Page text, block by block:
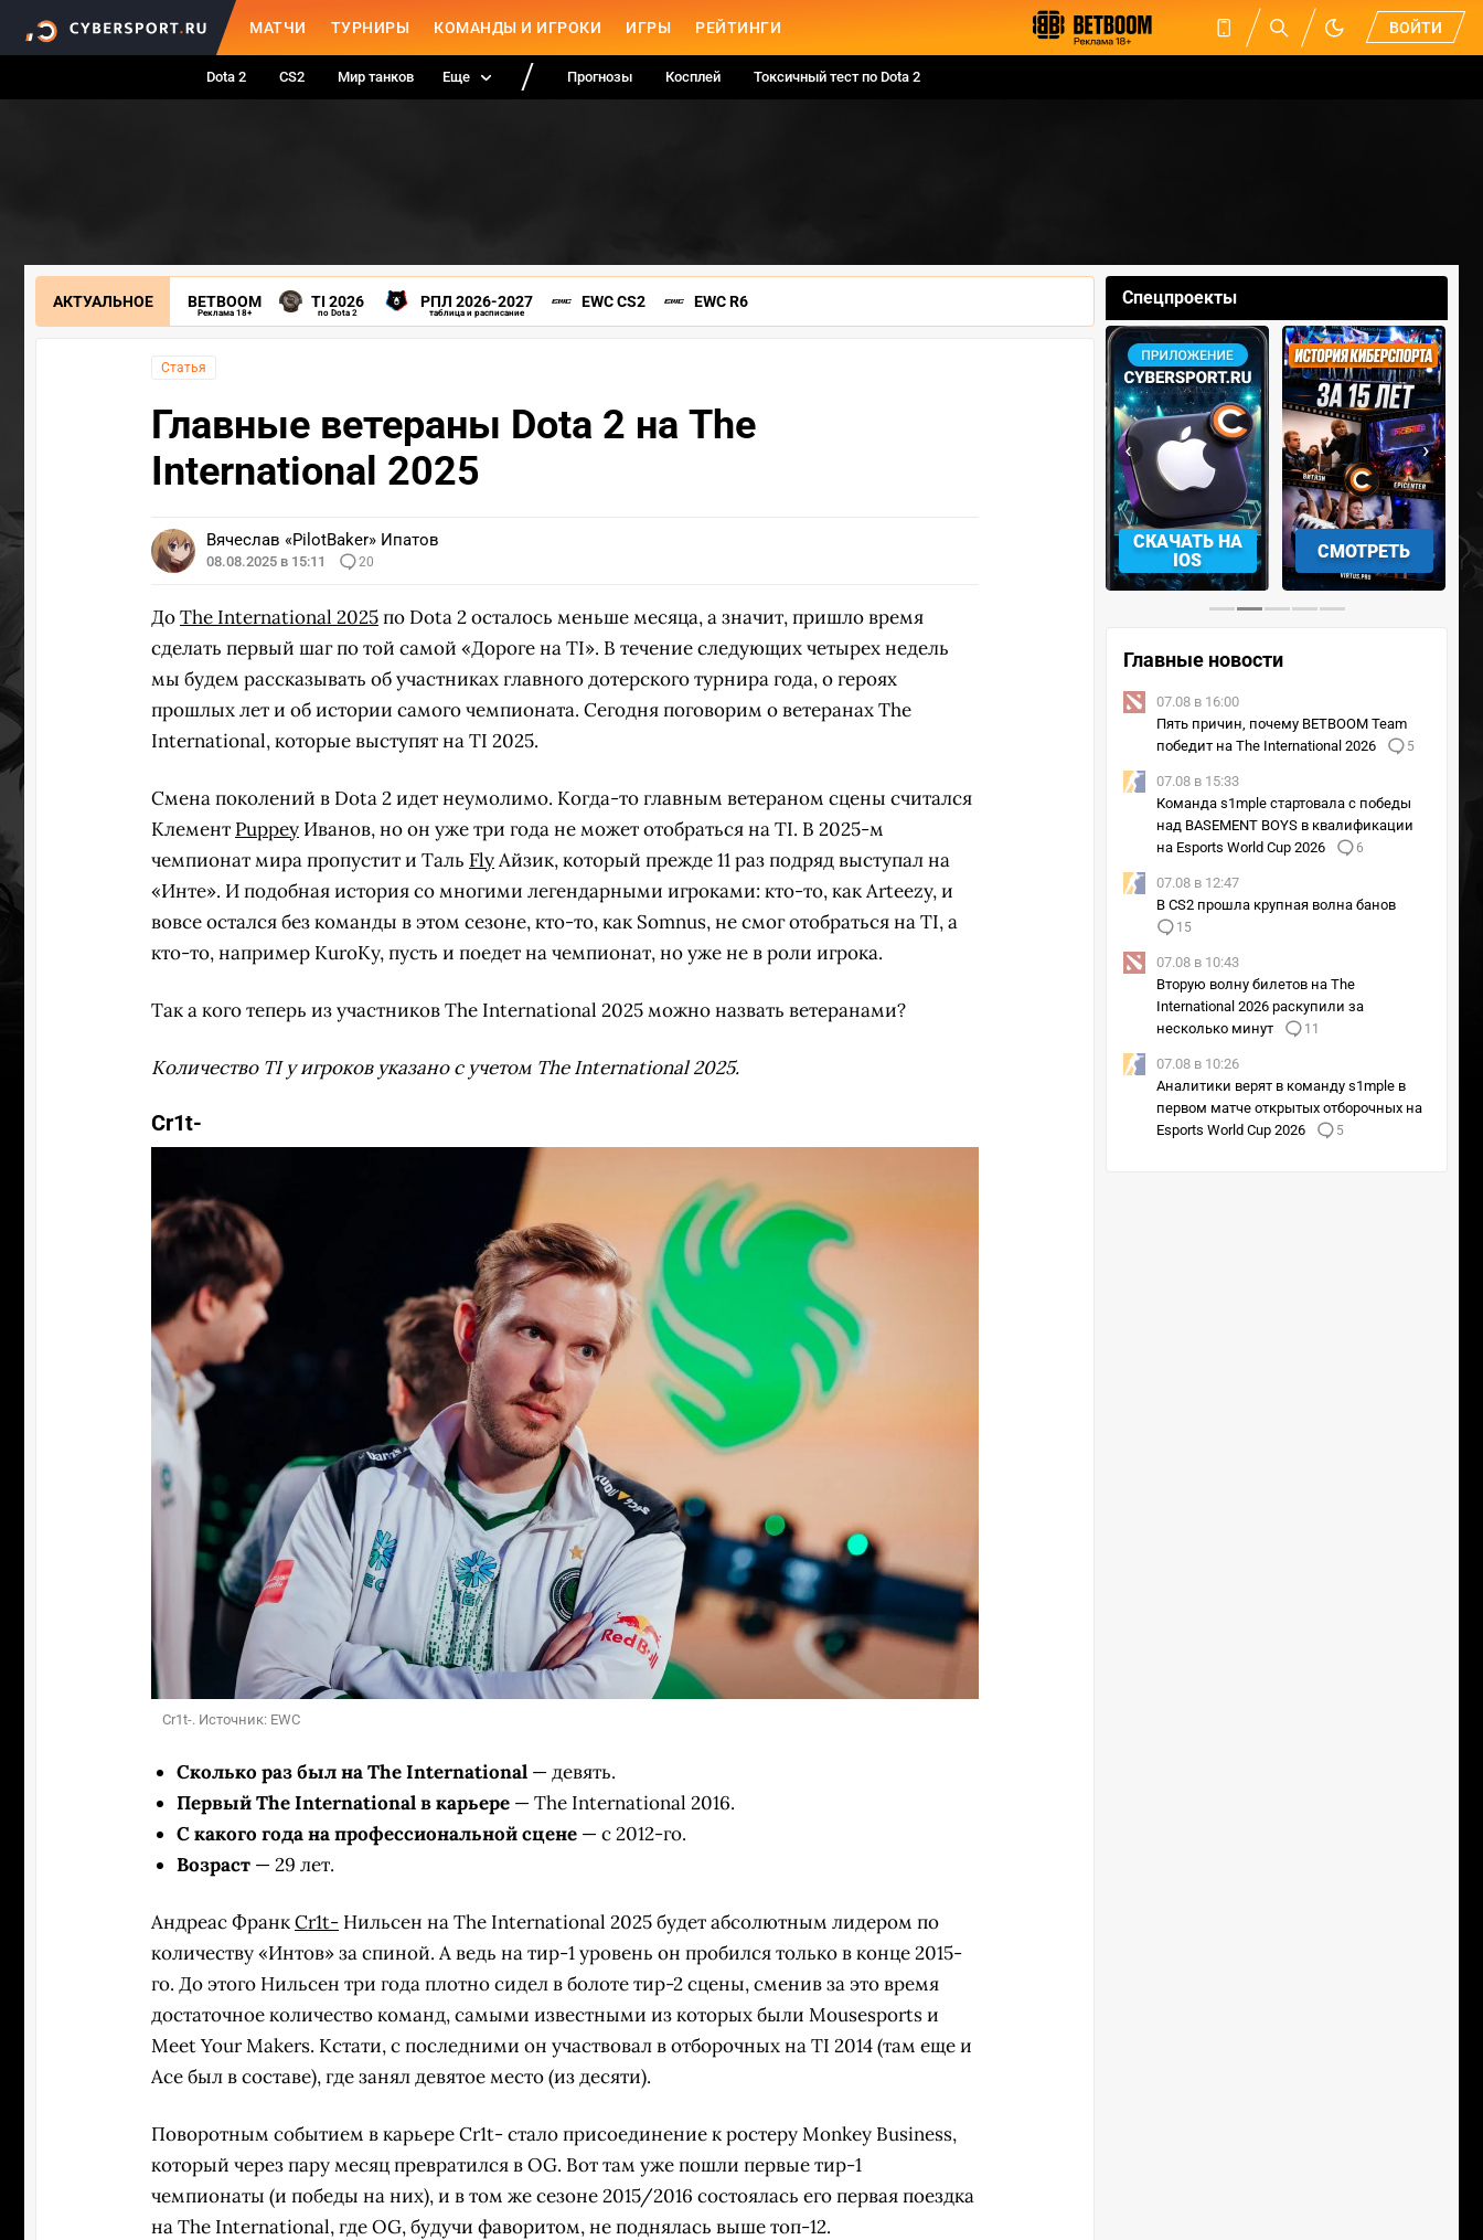
МАТЧИ ТУРНИРЫ КОМАНДЫ И ИГРОКИ ИГРЫ РЕЙТИНГИ ВОЙТИ
Dota 2 CS2 Мир танков Еще Прогнозы Косплей Токсичный тест по Dota 2
АКТУАЛЬНОЕ BETBOOM
Реклама 18+
TI 2026
по Dota 2
РПЛ 2026-2027
таблица и расписание
EWC CS2 EWC R6
Статья
Главные ветераны Dota 2 на The
International 2025
Вячеслав «PilotBaker» Ипатов
08.08.2025 в 15:11 20
ДоThe International 2025по Dota 2 осталось меньше месяца, а значит, пришло время
сделать первый шаг по той самой «Дороге на TI». В течение следующих четырех недель
мы будем рассказывать об участниках главного дотерского турнира года, о героях
прошлых лет и об истории самого чемпионата. Сегодня поговорим о ветеранах The
International, которые выступят на TI 2025.
Смена поколений в Dota 2 идет неумолимо. Когда-то главным ветераном сцены считался
Клемент Puppey Иванов, но он уже три года не может отобраться на TI. В 2025-м
чемпионат мира пропустит и Таль FlyАйзик, который прежде 11 раз подряд выступал на
«Инте». И подобная история со многими легендарными игроками: кто-то, как Arteezy, и
вовсе остался без команды в этом сезоне, кто-то, как Somnus, не смог отобраться на TI, а
кто-то, например KuroKy, пусть и поедет на чемпионат, но уже не в роли игрока.
Так а кого теперь из участников The International 2025 можно назвать ветеранами?
Количество TI у игроков указано с учетом The International 2025.
Cr1t-
Cr1t-. Источник: EWC
Сколько раз был на The International — девять.
Первый The International в карьере — The International 2016.
С какого года на профессиональной сцене — с 2012-го.
Возраст — 29 лет.
Андреас ФранкCr1t- Нильсен на The International 2025 будет абсолютным лидером по
количеству «Интов» за спиной. А ведь на тир-1 уровень он пробился только в конце 2015-
го. До этого Нильсен три года плотно сидел в болоте тир-2 сцены, сменив за это время
достаточное количество команд, самыми известными из которых были Mousesports и
Meet Your Makers. Кстати, с последними он участвовал в отборочных на TI 2014 (там еще и
Ace был в составе), где занял девятое место (из десяти).
Поворотным событием в карьере Cr1t- стало присоединение к ростеру Monkey Business,
который через пару месяц превратился в OG. Вот там уже пошли первые тир-1
чемпионаты (и победы на них), и в том же сезоне 2015/2016 состоялась его первая поездка
на The International, где OG, будучи фаворитом, не поднялась выше топ-12.
Спецпроекты
УЧАСТВОВАТЬ СМОТРЕТЬ УЧАСТВОВАТЬ
‹ ›
Главные новости
07.08 в 16:00
Пять причин, почему BETBOOM Team
победит на The International 2026
5
07.08 в 15:33
Команда s1mple стартовала с победы
над BASEMENT BOYS в квалификации
на Esports World Cup 2026
6
07.08 в 12:47
В CS2 прошла крупная волна банов
15
07.08 в 10:43
Вторую волну билетов на The
International 2026 раскупили за
несколько минут
11
07.08 в 10:26
Аналитики верят в команду s1mple в
первом матче открытых отборочных на
Esports World Cup 2026
5